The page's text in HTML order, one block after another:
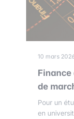
10 mars 2026
de
Pour un
en